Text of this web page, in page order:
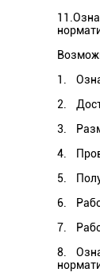
1.
2.
3.
4.
5.
6.
7.
8.